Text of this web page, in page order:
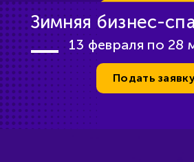
Зимняя бизнес-
13 февраля по 28
Подать